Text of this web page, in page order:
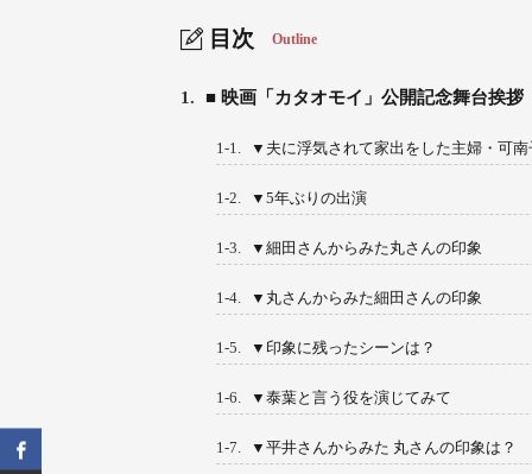
目次 Outline
1. ■ 映画「カタオモイ」公開記念舞台挨拶
1-1. ▼夫に浮気されて家出をした主婦・可
1-2. ▼5年ぶりの出演
1-3. ▼細田さんからみた丸さんの印象
1-4. ▼丸さんからみた細田さんの印象
1-5. ▼印象に残ったシーンは？
1-6. ▼泰葉と言う役を演じてみて
1-7. ▼平井さんからみた 丸さんの印象は？